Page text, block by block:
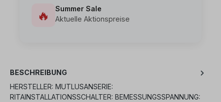
🔥
Summer Sale
Aktuelle Aktionspreise
BESCHREIBUNG
HERSTELLER: MUTLUSANSERIE:
RITAINSTALLATIONSSCHALTER: BEMESSUNGSSPANNUNG: